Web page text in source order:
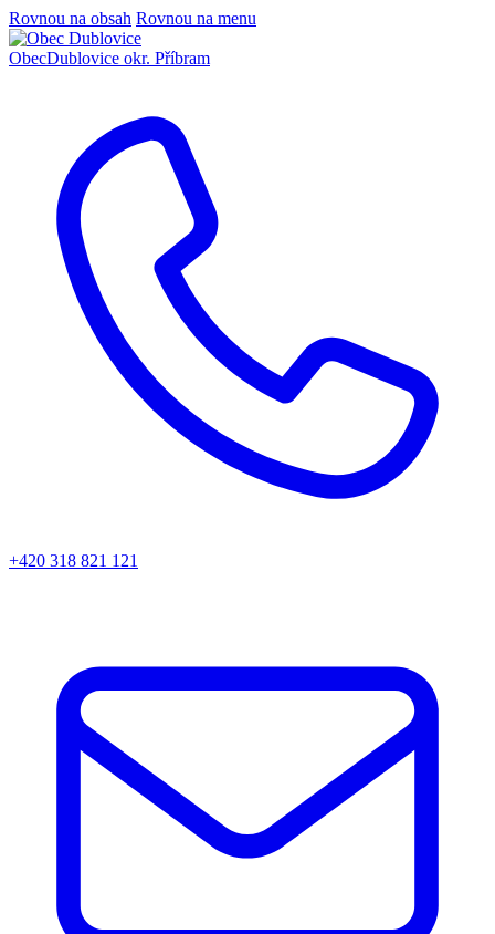
Rovnou na obsah Rovnou na menu
ObecDublovice okr. Příbram
+420 318 821 121